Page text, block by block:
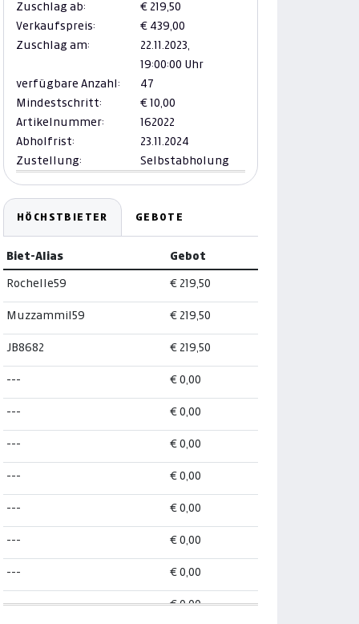
Zuschlag ab:
€ 219,50
Verkaufspreis:
€ 439,00
Zuschlag am:
22.11.2023,
19:00:00 Uhr
verfügbare Anzahl:
47
Mindestschritt:
€ 10,00
Artikelnummer:
162022
Abholfrist:
23.11.2024
Zustellung:
Selbstabholung
HÖCHSTBIETER GEBOTE
Biet-Alias Gebot
Rochelle59 € 219,50
Muzzammil59 € 219,50
JB8682 € 219,50
--- € 0,00
--- € 0,00
--- € 0,00
--- € 0,00
--- € 0,00
--- € 0,00
--- € 0,00
--- € 0,00